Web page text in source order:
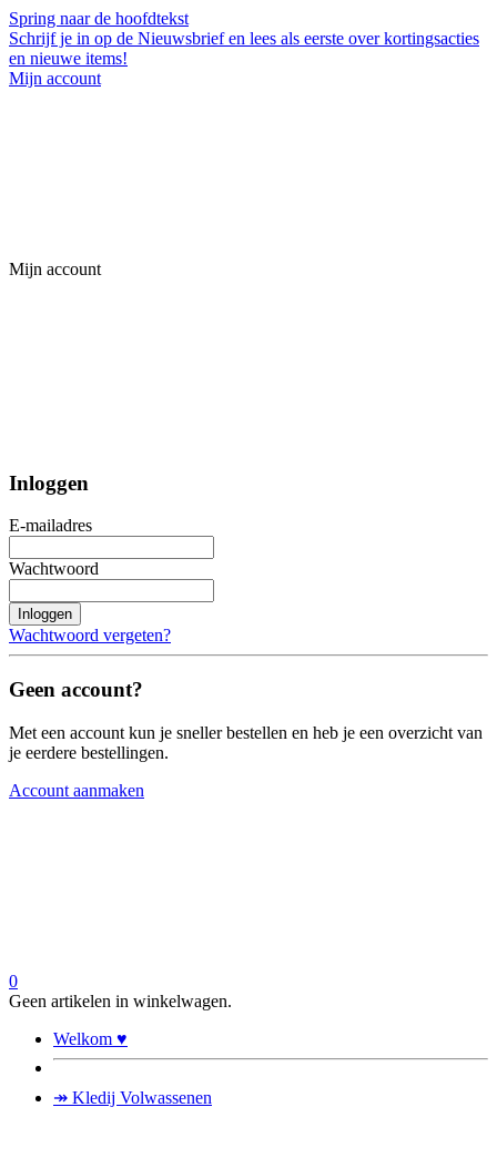
Spring naar de hoofdtekst
Schrijf je in op de Nieuwsbrief en lees als eerste over kortingsacties
en nieuwe items!
Mijn account
Mijn account
Inloggen
E-mailadres
Wachtwoord
Inloggen
Wachtwoord vergeten?
Geen account?
Met een account kun je sneller bestellen en heb je een overzicht van
je eerdere bestellingen.
Account aanmaken
0
Geen artikelen in winkelwagen.
Welkom ♥
↠ Kledij Volwassenen